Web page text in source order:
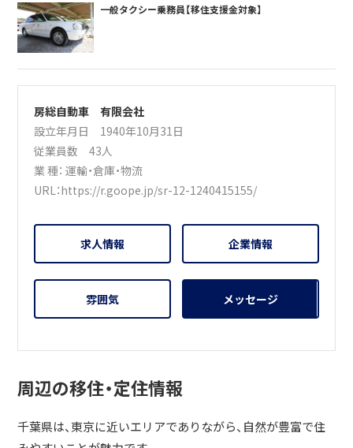
一般タクシー乗務員【移住支援金対象】
房総自動車 有限会社
設立年月日 1940年10月31日
従業員数 43人
業 種：運輸・倉庫・物流
URL：https://r.goope.jp/sr-12-1240415155/
求人情報 企業情報
雰囲気 メッセージ
周辺の移住・定住情報
千葉県は、東京に近いエリアでありながら、自然が豊富で住